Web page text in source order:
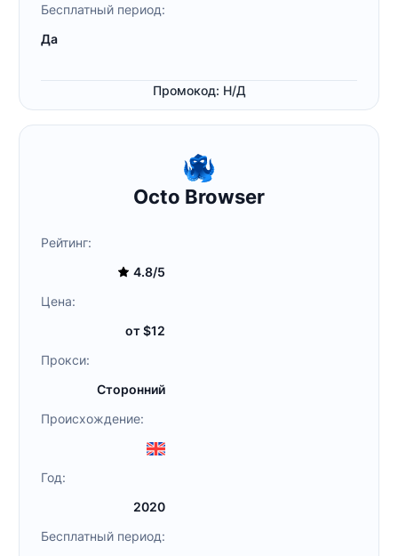
Бесплатный период:
Да
Промокод: Н/Д
Octo Browser
Рейтинг:
4.8/5
Цена:
от $12
Прокси:
Сторонний
Происхождение:
Год:
2020
Бесплатный период: